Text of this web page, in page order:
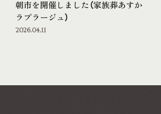
朝市を開催しました（家族葬あすか
ラプラージュ）
2026.04.11